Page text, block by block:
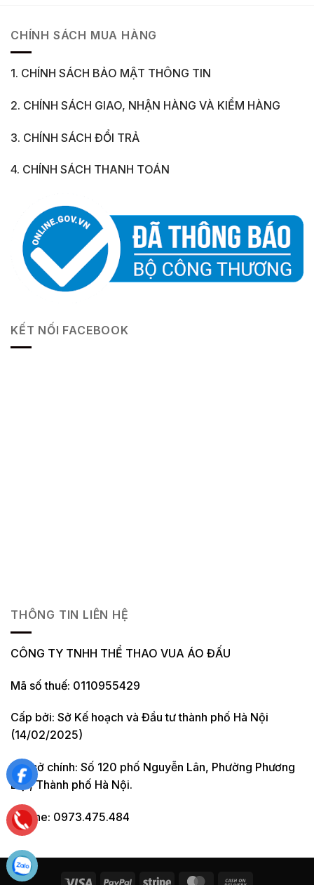
CHÍNH SÁCH MUA HÀNG
1. CHÍNH SÁCH BẢO MẬT THÔNG TIN
2. CHÍNH SÁCH GIAO, NHẬN HÀNG VÀ KIỂM HÀNG
3. CHÍNH SÁCH ĐỔI TRẢ
4. CHÍNH SÁCH THANH TOÁN
KẾT NỐI FACEBOOK
THÔNG TIN LIÊN HỆ
CÔNG TY TNHH THỂ THAO VUA ÁO ĐẤU
Mã số thuế: 0110955429
Cấp bởi: Sở Kế hoạch và Đầu tư thành phố Hà Nội
(14/02/2025)
Trụ sở chính: Số 120 phố Nguyễn Lân, Phường Phương
Liệt, Thành phố Hà Nội.
Hotline: 0973.475.484